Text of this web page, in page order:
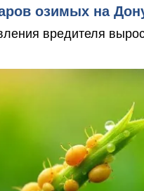
озимых на
вредителя